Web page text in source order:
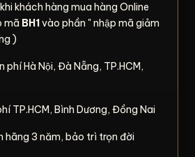
khách hàng mua hàng Online
mã BH1vào phần " nhập mã giảm
)
phí Hà Nội, Đà Nẵng, TP.HCM,
TP.HCM, Bình Dương, Đồng Nai
hãng 3 năm, bảo trì trọn đời